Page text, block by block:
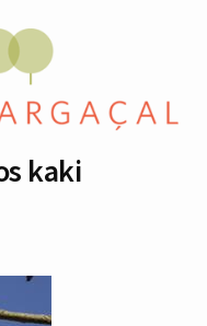
kaki